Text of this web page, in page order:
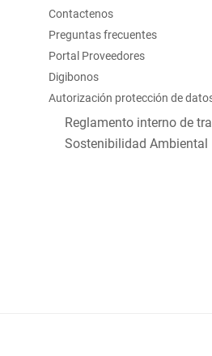
Contactenos
Preguntas frecuentes
Portal Proveedores
Digibonos
Autorización protección de
Reglamento interno de
Sostenibilidad Ambiental